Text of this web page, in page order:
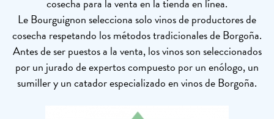
cosecha para la venta en la tienda en línea.
Le Bourguignon selecciona solo vinos de productores de
cosecha respetando los métodos tradicionales de Borgoña.
Antes de ser puestos a la venta, los vinos son seleccionados
por un jurado de expertos compuesto por un enólogo, un
sumiller y un catador especializado en vinos de Borgoña.